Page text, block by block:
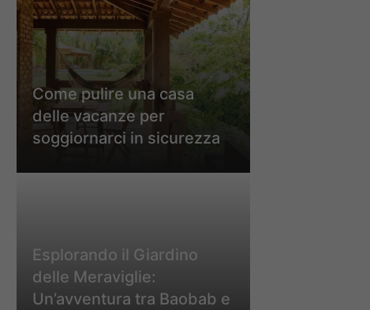
Come pulire una casa
delle vacanze per
soggiornarci in sicurezza
Esplorando il Giardino
delle Meraviglie:
Un’avventura tra Baobab e